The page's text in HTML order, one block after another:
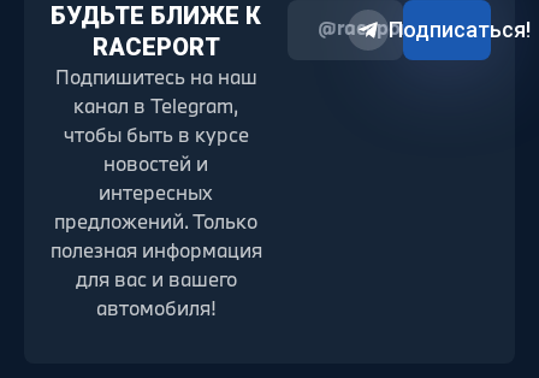
БУДЬТЕ БЛИЖЕ К
RACEPORT
Подпишитесь на наш
канал в Telegram,
чтобы быть в курсе
новостей и
интересных
предложений. Только
полезная информация
для вас и вашего
автомобиля!
@raceport2022
Подписаться!